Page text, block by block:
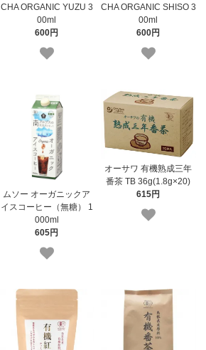
CHA ORGANIC YUZU 3
00ml
600円
CHA ORGANIC SHISO 3
00ml
600円
ムソー オーガニックア
イスコーヒー（無糖） 1
000ml
605円
オーサワ 有機熟成三年
番茶 TB 36g(1.8g×20)
615円